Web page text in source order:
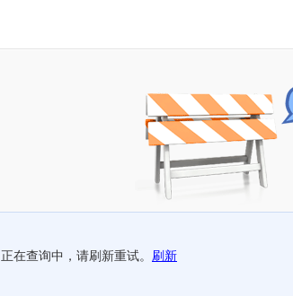
正在查询中，请刷新重试。 刷新